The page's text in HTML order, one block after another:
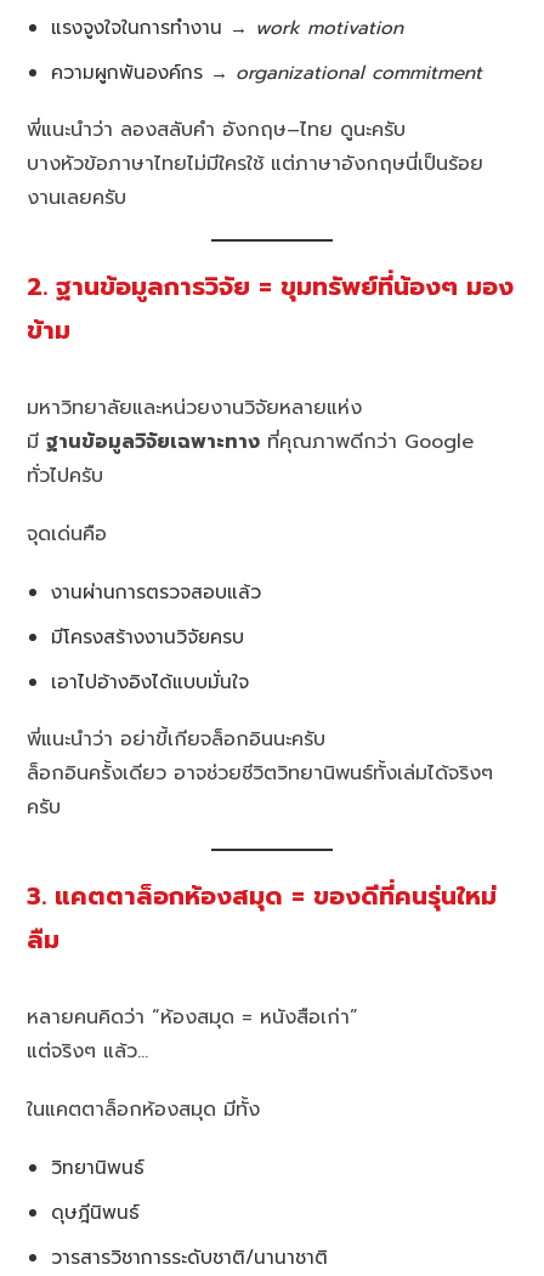
แรงจูงใจในการทำงาน → work motivation
ความผูกพันองค์กร → organizational commitment
พี่แนะนำว่า ลองสลับคำ อังกฤษ–ไทย ดูนะครับ
บางหัวข้อภาษาไทยไม่มีใครใช้ แต่ภาษาอังกฤษนี่เป็นร้อย
งานเลยครับ
2. ฐานข้อมูลการวิจัย = ขุมทรัพย์ที่น้องๆ มอง
ข้าม
มหาวิทยาลัยและหน่วยงานวิจัยหลายแห่ง
มีฐานข้อมูลวิจัยเฉพาะทาง ที่คุณภาพดีกว่า Google
ทั่วไปครับ
จุดเด่นคือ
งานผ่านการตรวจสอบแล้ว
มีโครงสร้างงานวิจัยครบ
เอาไปอ้างอิงได้แบบมั่นใจ
พี่แนะนำว่า อย่าขี้เกียจล็อกอินนะครับ
ล็อกอินครั้งเดียว อาจช่วยชีวิตวิทยานิพนธ์ทั้งเล่มได้จริงๆ
ครับ
3. แคตตาล็อกห้องสมุด = ของดีที่คนรุ่นใหม่
ลืม
หลายคนคิดว่า “ห้องสมุด = หนังสือเก่า”
แต่จริงๆ แล้ว…
ในแคตตาล็อกห้องสมุด มีทั้ง
วิทยานิพนธ์
ดุษฎีนิพนธ์
วารสารวิชาการระดับชาติ/นานาชาติ